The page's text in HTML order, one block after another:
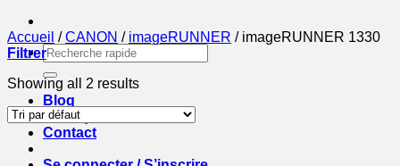
Recherche
pour :
Blog
Boutique
Contact
Accueil / CANON / imageRUNNER /imageRUNNER 1330
Filtrer
Showing all 2 results